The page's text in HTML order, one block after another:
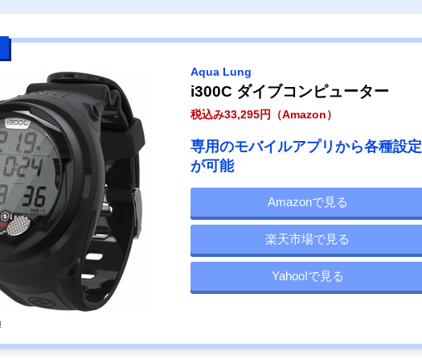
Aqua Lung
i300C ダイブコンピューター
税込み33,295円（Amazon）
専用のモバイルアプリから各種設定
が可能
Amazonで見る
楽天市場で見る
Yahoo!で見る